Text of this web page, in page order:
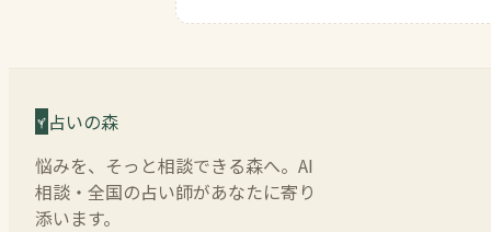
占いの森
悩みを、そっと相談できる森へ。AI
相談・全国の占い師があなたに寄り
添います。